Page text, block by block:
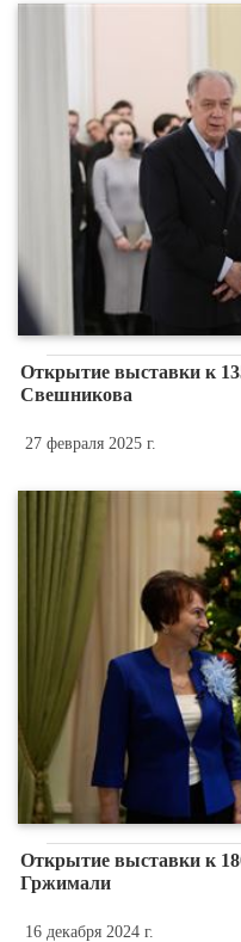
Открытие выставки к
Свешникова
27 февраля 2025 г.
Открытие выставки к
Гржимали
16 декабря 2024 г.